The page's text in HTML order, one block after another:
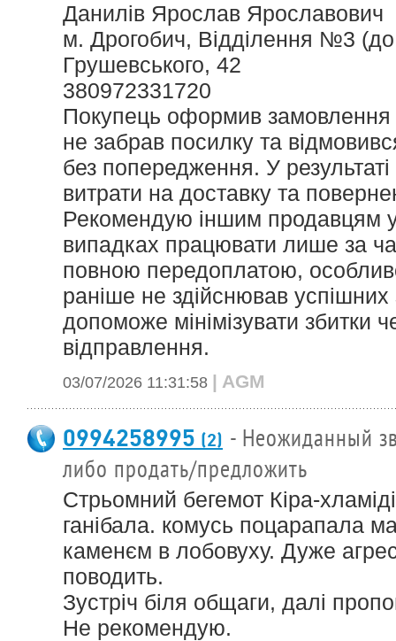
Данилів Ярослав Ярославович
м. Дрогобич, Відділення №3
Грушевського, 42
380972331720
Покупець оформив замовлення
не забрав посилку та
без попередження. У
витрати на доставку та
Рекомендую іншим продавцям
випадках працювати лише за
повною передоплатою,
раніше не здійснював
допоможе мінімізувати збитки
відправлення.
03/07/2026 11:31:58 | AGM
0994258995 (2) - Неожиданный
либо продать/предложить
Стрьомний бегемот Кіра-
ганібала. комусь поцарапала
каменєм в лобовуху. Дуже
поводить.
Зустріч біля общаги, далі
Не рекомендую.